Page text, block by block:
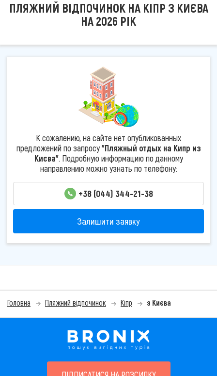
ПЛЯЖНИЙ ВІДПОЧИНОК НА КІПР З КИЄВА
НА 2026 РІК
К сожалению, на сайте нет опубликованных
предложений по запросу"Пляжный отдых на Кипр из
Києва". Подробную информацию по данному
направлению можно узнать по телефону:
+38 (044) 344-21-38
Залишити заявку
Головна Пляжний відпочинок Кіпр з Києва